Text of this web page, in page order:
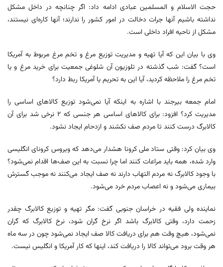
حجت الاسلام و المسلمین عبادی ادامه داد: اگر چنانچه در داخل مشکل
نداشته باشیم آنها جرات دخالت در امور کشور را ندارند؛ آنها کاره‌ای نیستند،
مشکل از ناحیه افراد داخلی است.
وی با بیان این که آیا تهیه و مدیریت توزیع مرغ و تخم مرغ مربوط به آمریکا
است؟ گفت: شب گذشته در تلوزیون آن شلوغی جمعیت برای خرید مرغ و یا
تخم مرغ را ملاحظه کردید، آیا این به تحریم یا آمریکا ربط دارد؟
امام جمعه بیرجند با اشاره به اینکه آیا نمی‌شود توزیع کالاهای اساسی را
مدیریت کرد؟ افزود: برای کالاهای اساسی هر جنسی که ۲ نرخی شد برای آن
کالابرگ درست کنند تا مردم صف نکشند و ازدحام ایجاد نشود.
وی بیان کرد: وقتی ستاد ملی کرونا هشدار می‌دهد که ویروس کرونای انگلیسی
وارد شده، همه باید مراعات کنند اما چرا نسبت به این صف‌ها اقدام نمی‌شود؟
با وجود کالابرگ نه مردم التهاب دارند نه صف ایجاد می‌کنند نه موجب گسترش
بیماری می‌شود و نه اعصاب مردم خرد می‌شود.
نماینده ولی فقیه در خراسان جنوبی گفت: مگر تهیه و توزیع کالابرگ چقدر
زحمت دارد، وقتی کالابرگ باشد اگر نرخ گران شود، نرخ کالابرگ که گران
نمی‌شود، هیچ وقت هم برای دریافت کالا صف ایجاد نمی‌شود چون در سه ماه
هر وقت برود می‌تواند کالا را دریافت کند، اینها که کار آمریکا و انگلیس نیست.